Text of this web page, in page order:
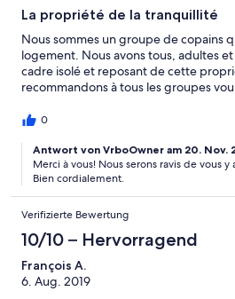
La propriété de la tranquillité
Nous sommes un groupe de copains
logement. Nous avons tous, adultes
cadre isolé et reposant de cette
recommandons à tous les groupes
0
Antwort von VrboOwner am 20. Nov.
Merci à vous! Nous serons ravis de vous
Bien cordialement.
Verifizierte Bewertung
10/10 – Hervorragend
François A.
6. Aug. 2019